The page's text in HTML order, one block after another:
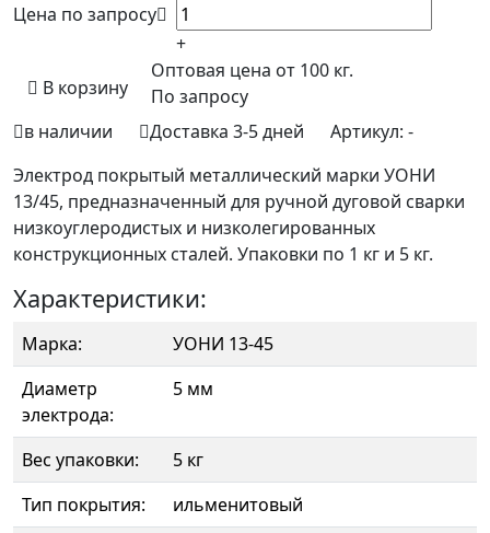
Цена по запросу
+
В корзину
Оптовая цена от 100 кг.
По запросу
в наличии
Доставка 3-5 дней Артикул: -
Электрод покрытый металлический марки УОНИ
13/45, предназначенный для ручной дуговой сварки
низкоуглеродистых и низколегированных
конструкционных сталей. Упаковки по 1 кг и 5 кг.
Характеристики:
Марка:
УОНИ 13-45
Диаметр
электрода:
5 мм
Вес упаковки:
5 кг
Тип покрытия:
ильменитовый